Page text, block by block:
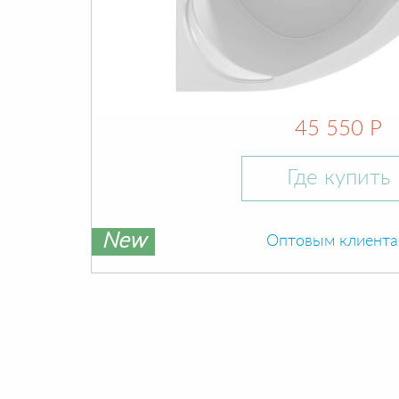
45 550 Р
Где купить
New Оптовым